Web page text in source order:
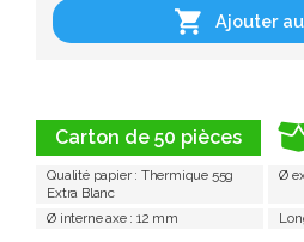
Carton de 50 pièces
Qualité papier : Thermique 55g
Extra Blanc
Ø
Ø interne axe : 12 mm
 Ajouter